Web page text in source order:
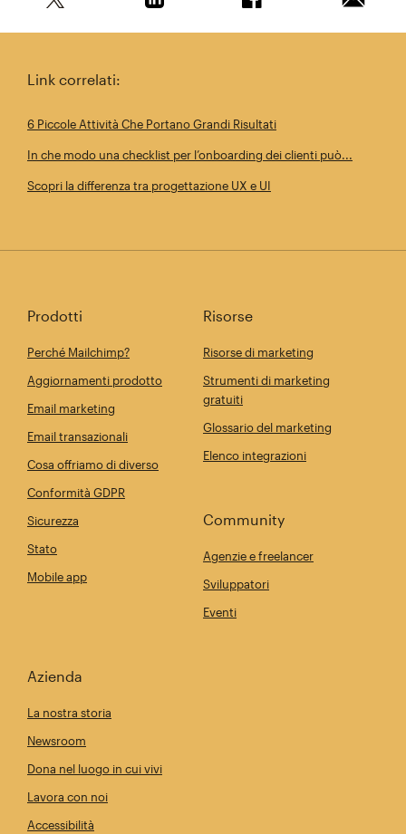
Link correlati:
6 Piccole Attività Che Portano Grandi Risultati
In che modo una checklist per l’onboarding dei clienti può...
Scopri la differenza tra progettazione UX e UI
Prodotti
Perché Mailchimp?
Aggiornamenti prodotto
Email marketing
Email transazionali
Cosa offriamo di diverso
Conformità GDPR
Sicurezza
Stato
Mobile app
Risorse
Risorse di marketing
Strumenti di marketing
gratuiti
Glossario del marketing
Elenco integrazioni
Community
Agenzie e freelancer
Sviluppatori
Eventi
Azienda
La nostra storia
Newsroom
Dona nel luogo in cui vivi
Lavora con noi
Accessibilità